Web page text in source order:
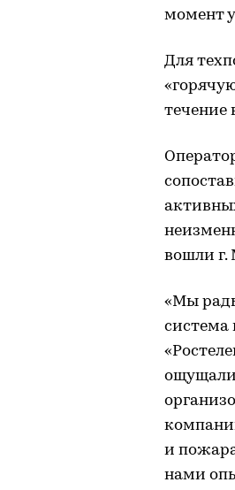
момент
Для
течение
вошли г.
«Мы
система
ощущали
и
нами